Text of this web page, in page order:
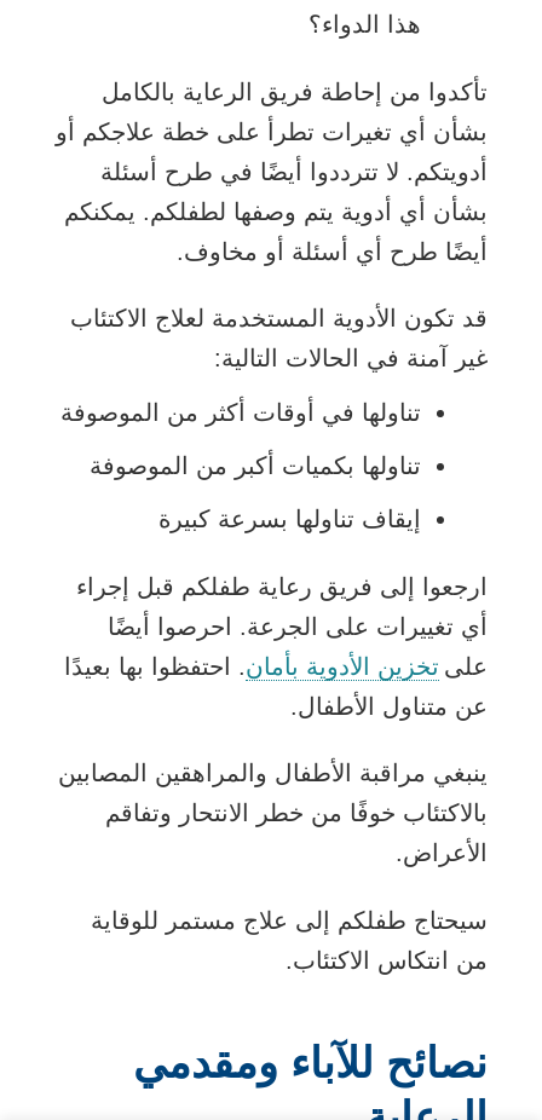
هذا الدواء؟
تأكدوا من إحاطة فريق الرعاية بالكامل
بشأن أي تغيرات تطرأ على خطة علاجكم أو
أدويتكم. لا تترددوا أيضًا في طرح أسئلة
بشأن أي أدوية يتم وصفها لطفلكم. يمكنكم
أيضًا طرح أي أسئلة أو مخاوف.
قد تكون الأدوية المستخدمة لعلاج الاكتئاب
غير آمنة في الحالات التالية:
تناولها في أوقات أكثر من الموصوفة
تناولها بكميات أكبر من الموصوفة
إيقاف تناولها بسرعة كبيرة
ارجعوا إلى فريق رعاية طفلكم قبل إجراء
أي تغييرات على الجرعة. احرصوا أيضًا
على تخزين الأدوية بأمان. احتفظوا بها بعيدًا
عن متناول الأطفال.
ينبغي مراقبة الأطفال والمراهقين المصابين
بالاكتئاب خوفًا من خطر الانتحار وتفاقم
الأعراض.
سيحتاج طفلكم إلى علاج مستمر للوقاية
من انتكاس الاكتئاب.
نصائح للآباء ومقدمي